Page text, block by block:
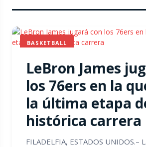
BASKETBALL
LeBron James
los 76ers en la
la última etapa
histórica carrera
FILADELFIA, ESTADOS UNIDOS.–